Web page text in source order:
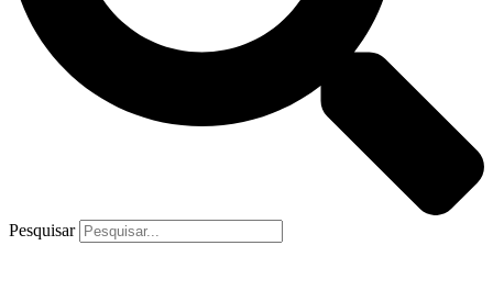
Pesquisar